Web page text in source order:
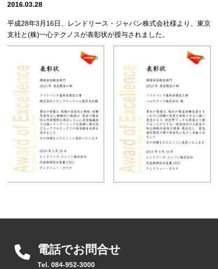
2016.03.28
平成28年3月16日、レンドリース・ジャパン株式会社様より、東京
支社と(株)一心テクノスが表彰状が授与されました。
電話でお問合せ
Tel. 084-952-3000